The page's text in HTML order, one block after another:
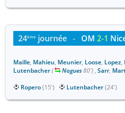
24ème journée - OM 2-1
Maille, Mahieu, Meunier, Loose, Lopez,
Lutenbacher( Nogues80') , Sarr,
Ropero(15') Lutenbacher(24')